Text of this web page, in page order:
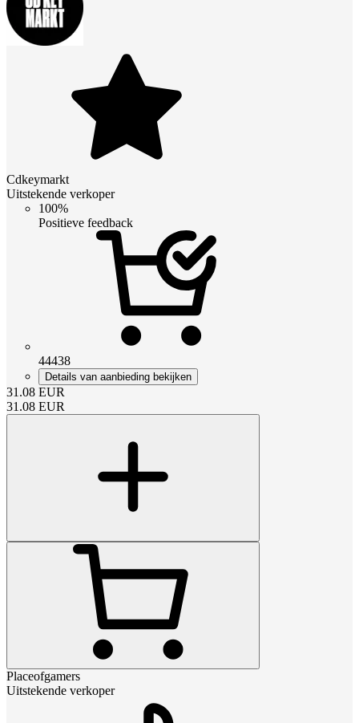
Cdkeymarkt
Uitstekende verkoper
100%
Positieve feedback
44438
Details van aanbieding bekijken
31.08 EUR
31.08 EUR
Placeofgamers
Uitstekende verkoper